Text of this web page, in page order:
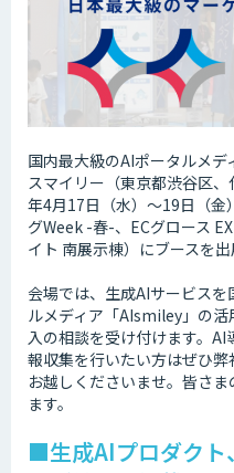
国内最大級のAIポータルメ
スマイリー（東京都渋谷区
年4月17日（水）～19日（金
グWeek -春-、ECグロース
イト 南展示棟）にブースを出
会場では、生成AIサービス
ルメディア「AIsmiley」の
入の相談を受け付けます。
報収集を行いたい方はぜひ
お越しくださいませ。皆さ
ます。
■生成AIプロダクト